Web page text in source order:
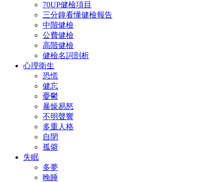
70UP健檢項目
三分鐘看懂健檢報告
中階健檢
公費健檢
高階健檢
健檢名詞剖析
心理衛生
恐慌
健忘
憂鬱
暴燥易怒
不明聲響
多重人格
自閉
孤僻
失眠
多夢
晚睡